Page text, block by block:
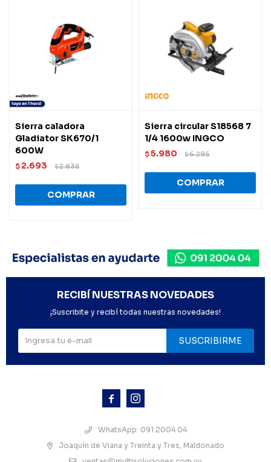
Sierra caladora
Gladiator SK670/1
600W
$ 2.693 $2.835
Sierra circular S18568 7
1/4 1600w INGCO
$5.980 $6.295
 
WhatsApp: 091 2004 04
Joaquín de Viana y Treinta y Tres, Maldonado
RECIBÍ NUESTRAS NOVEDADES
¡Suscribite y recibí todas nuestras novedades!
SUSCRIBIRME